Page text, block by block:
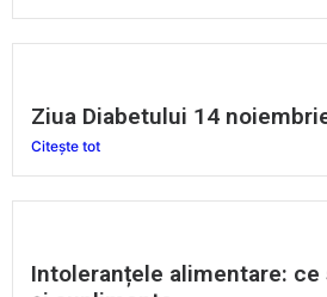
Ziua Diabetului 14
Citește tot
Intoleranțele alimentare: